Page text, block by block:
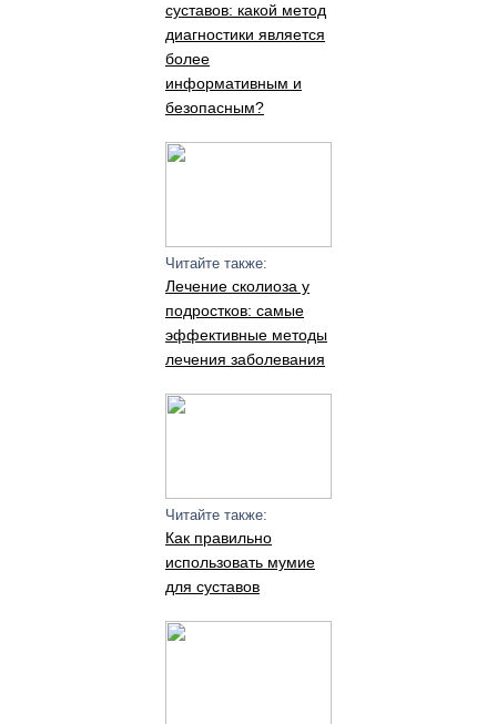
суставов: какой метод
диагностики является
более
информативным и
безопасным?
Читайте также:
Лечение сколиоза у
подростков: самые
эффективные методы
лечения заболевания
Читайте также:
Как правильно
использовать мумие
для суставов